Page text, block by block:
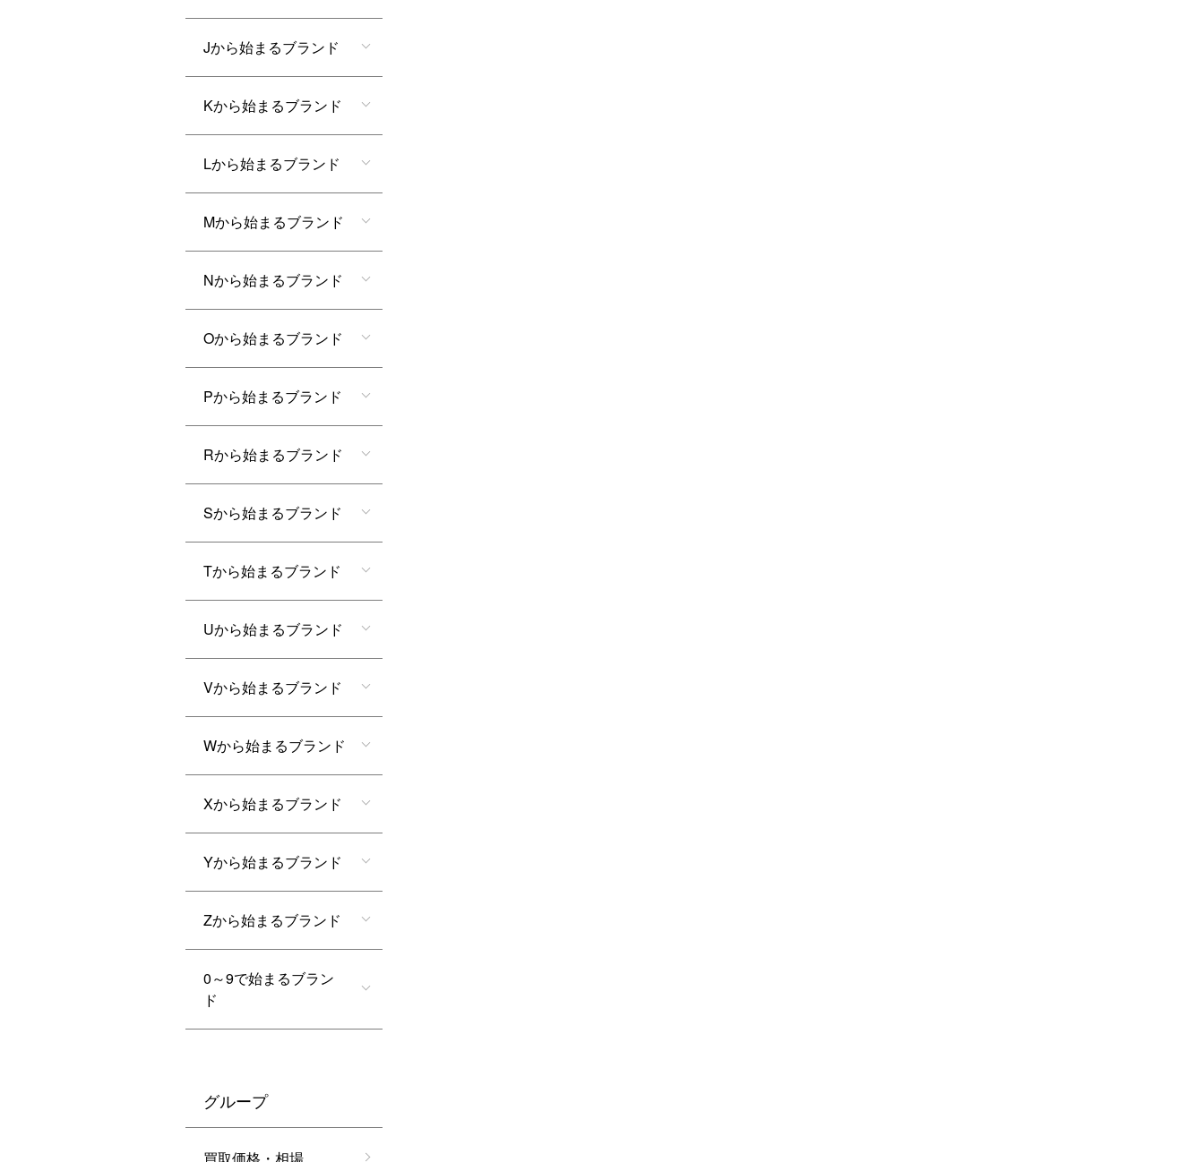
Jから始まるブランド
Kから始まるブランド
Lから始まるブランド
Mから始まるブランド
Nから始まるブランド
Oから始まるブランド
Pから始まるブランド
Rから始まるブランド
Sから始まるブランド
Tから始まるブランド
Uから始まるブランド
Vから始まるブランド
Wから始まるブランド
Xから始まるブランド
Yから始まるブランド
Zから始まるブランド
0～9で始まるブラン
ド
グループ
買取価格・相場